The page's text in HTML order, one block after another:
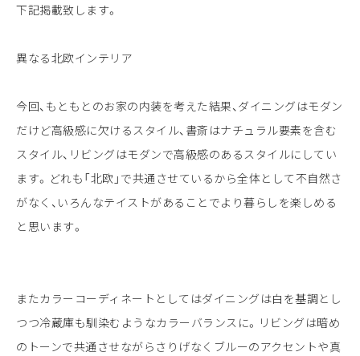
下記掲載致します。
異なる北欧インテリア
今回、もともとのお家の内装を考えた結果、ダイニングはモダン
だけど高級感に欠けるスタイル、書斎はナチュラル要素を含む
スタイル、リビングはモダンで高級感のあるスタイルにしてい
ます。どれも「北欧」で共通させているから全体として不自然さ
がなく、いろんなテイストがあることでより暮らしを楽しめる
と思います。
またカラーコーディネートとしてはダイニングは白を基調とし
つつ冷蔵庫も馴染むようなカラーバランスに。リビングは暗め
のトーンで共通させながらさりげなくブルーのアクセントや真